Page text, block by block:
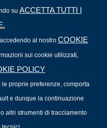
Fund?
the Search
what
and
su ACCETTA TUTTI I
al nostro COOKIE
sui cookie utilizzati,
POLICY
proprie preferenze, comporta
e dunque la continuazione
altri strumenti di tracciamento